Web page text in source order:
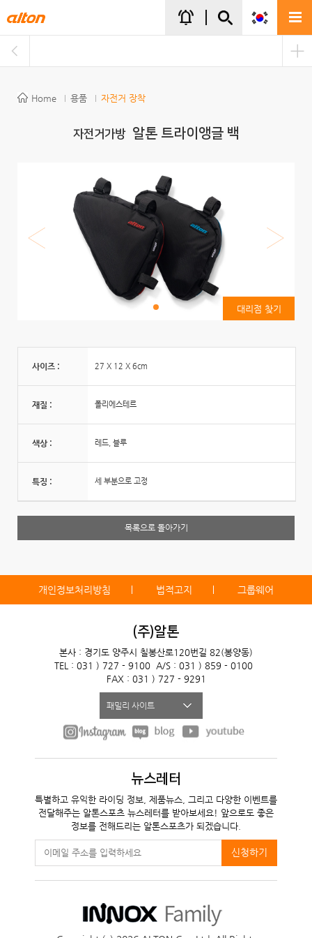
notifications_active
Home 용품 자전거 장착
자전거가방 알톤 트라이앵글 백
대리점 찾기
사이즈 : 27 X 12 X 6cm
재질 : 폴리에스테르
색상 : 레드, 블루
특징 : 세 부분으로 고정
목록으로 돌아가기
개인정보처리방침 법적고지 그룹웨어
(주)알톤
본사 : 경기도 양주시 칠봉산로120번길 82(봉양동)
TEL : 031 ) 727 - 9100
A/S : 031 ) 859 - 0100
FAX : 031 ) 727 - 9291
패밀리 사이트
뉴스레터
특별하고 유익한 라이딩 정보, 제품뉴스, 그리고 다양한 이벤트를
전달해주는 알톤스포츠 뉴스레터를 받아보세요! 앞으로도 좋은
정보를 전해드리는 알톤스포츠가 되겠습니다.
신청하기